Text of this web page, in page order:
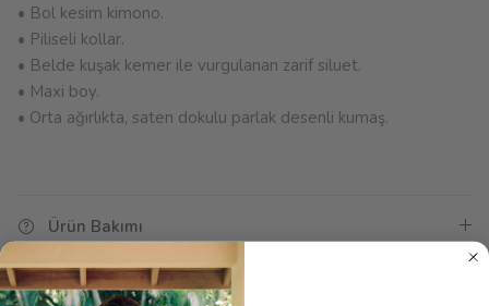
• Bol kesim kimono.
• Piliseli kollar.
• Belde kuşak kemer ile vurgulanan zarif siluet.
• Maxi boy.
• Orta ağırlıkta, saten dokulu parlak desenli kumaş.
Ürün Bakımı